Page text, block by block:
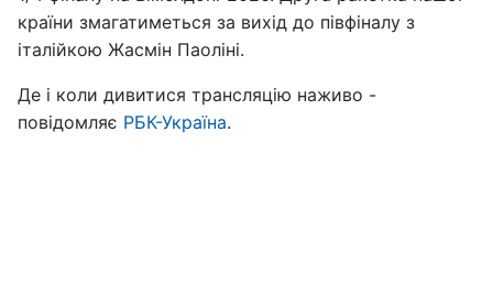
країни змагатиметься за вихід до півфіналу з
італійкою Жасмін Паоліні.
Де і коли дивитися трансляцію наживо -
повідомляє РБК-Україна.